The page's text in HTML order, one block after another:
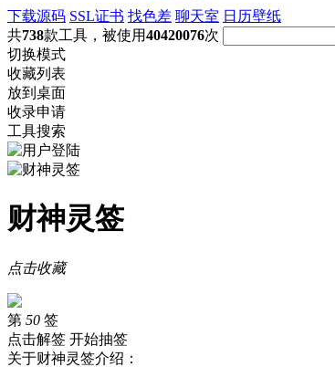
下载源码 SSL证书 找色差 聊天室 日历壁纸
共738款工具，被使用40420076次
切换模式
收藏列表
放到桌面
收录申请
工具搜索
财神灵签
点击收藏
第 50 签
点击解签 开始抽签
关于财神灵签介绍：